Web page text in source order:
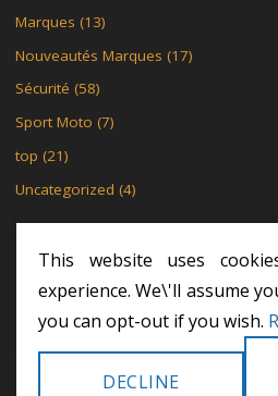
Marques (13)
Nouveautés Marques (17)
Sécurité (58)
Sport Moto (7)
top (21)
Uncategorized (4)
MENTIONS LÉGALES
POLITIQUE DE
POLITIQUE DE CONFIDENTIALITÉ
©2024 Khodex - Le
This website uses
experience. We\'ll assume
you can opt-out if you wish.
DECLINE